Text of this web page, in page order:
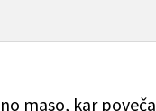
maso, kar